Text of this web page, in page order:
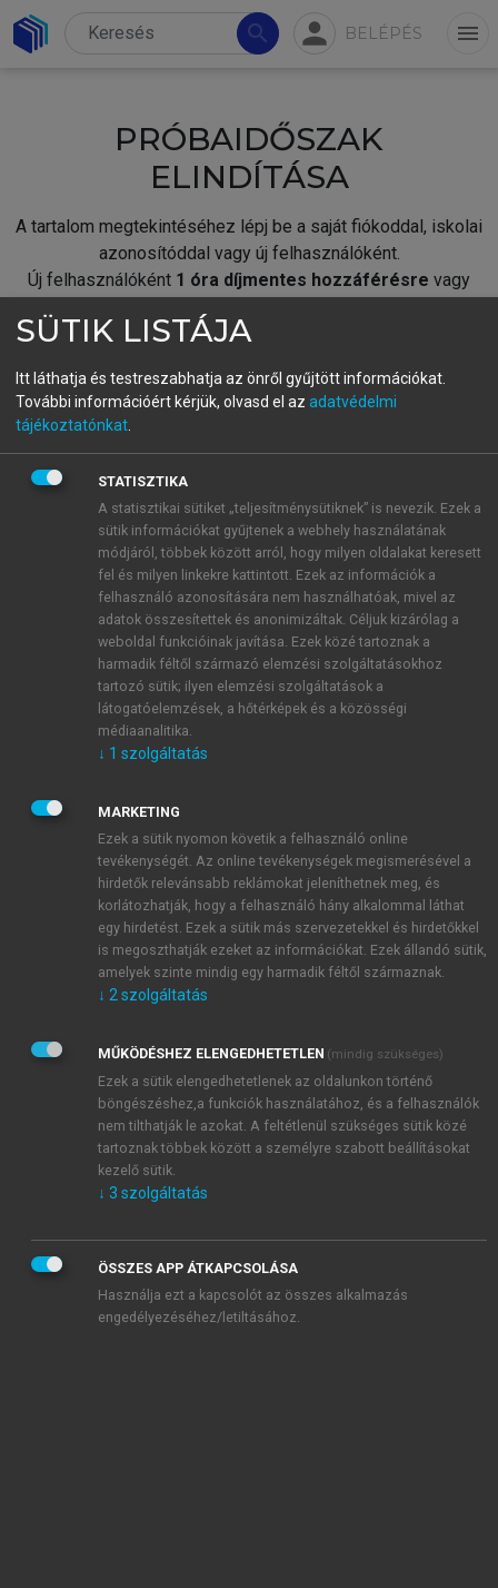
search person BELÉPÉS menu
PRÓBAIDŐSZAK
ELINDÍTÁSA
A tartalom megtekintéséhez lépj be a saját fiókoddal, iskolai
azonosítóddal vagy új felhasználóként.
Új felhasználóként 1 óra díjmentes hozzáférésre vagy
fiókoddal,vagy hozz létre új fiókot.
A regisztráció után apróbaidőszakautomatikusan
BELÉPÉS SAJÁT FIÓKKAL
ÚJ FIÓK LÉTREHOZÁSA
1 óra díjmentes hozzáférés
E-MAIL-CÍM
JELSZÓ
JELSZÓ ÚJRA
Kérek értesítést a MeRSZ újdonságairól, akcióiról.
Kérek értesítést az Akadémiai Kiadó Zrt. újdonságairól,
Adatkezelési tájékoztatóbanfoglaltakat tudomásul
veszem és elfogadom.
Általános vásárlási feltételeket, valamint a szotar.netés a
mersz.huoldalak licencszerződéseiben foglaltakat
tudomásul veszem és elfogadom.
KIPRÓBÁLOM
SÜTIK LISTÁJA
Itt láthatja és testreszabhatja az önről gyűjtött információkat.
További információért kérjük, olvasd el az adatvédelmi
tájékoztatónkat
STATISZTIKA
A statisztikai sütiket „teljesítménysütiknek” is nevezik. Ezek a
sütik információkat gyűjtenek a webhely használatának
módjáról, többek között arról, hogy milyen oldalakat keresett
fel és milyen linkekre kattintott. Ezek az információk a
felhasználó azonosítására nem használhatóak, mivel az
adatok összesítettek és anonimizáltak. Céljuk kizárólag a
weboldal funkcióinak javítása. Ezek közé tartoznak a
harmadik féltől származó elemzési szolgáltatásokhoz
tartozó sütik; ilyen elemzési szolgáltatások a
látogatóelemzések, a hőtérképek és a közösségi
médiaanalitika.
↓ 1 szolgáltatás
MARKETING
Ezek a sütik nyomon követik a felhasználó online
tevékenységét. Az online tevékenységek megismerésével a
hirdetők relevánsabb reklámokat jeleníthetnek meg, és
korlátozhatják, hogy a felhasználó hány alkalommal láthat
egy hirdetést. Ezek a sütik más szervezetekkel és hirdetőkkel
is megoszthatják ezeket az információkat. Ezek állandó sütik,
amelyek szinte mindig egy harmadik féltől származnak.
↓ 2 szolgáltatás
MŰKÖDÉSHEZ ELENGEDHETETLEN (mindig szükséges)
Ezek a sütik elengedhetetlenek az oldalunkon történő
böngészéshez,a funkciók használatához, és a felhasználók
nem tilthatják le azokat. A feltétlenül szükséges sütik közé
tartoznak többek között a személyre szabott beállításokat
kezelő sütik.
↓ 3 szolgáltatás
ÖSSZES APP ÁTKAPCSOLÁSA
Használja ezt a kapcsolót az összes alkalmazás
engedélyezéséhez/letiltásához.